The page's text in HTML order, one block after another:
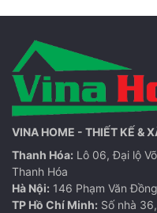
VINA HOME - THIẾT KẾ &
Thanh Hóa: Lô 06, Đại lộ
Thanh Hóa
Hà Nội: 146 Phạm Văn
TP Hồ Chí Minh: Số nhà